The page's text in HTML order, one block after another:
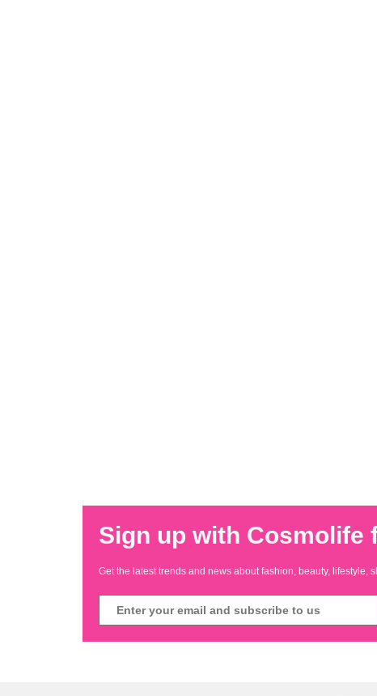
Sign up with Cosmolife
Get the latest trends and news about fashion, beauty,